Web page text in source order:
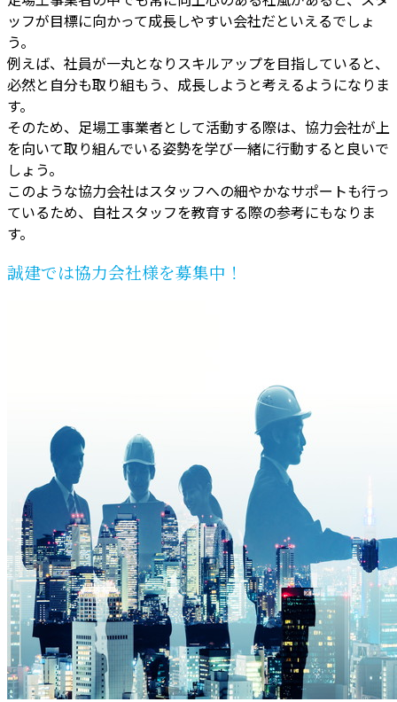
ッフが目標に向かって成長しやすい会社だといえるでしょ
う。
例えば、社員が一丸となりスキルアップを目指していると、
必然と自分も取り組もう、成長しようと考えるようになりま
す。
そのため、足場工事業者として活動する際は、協力会社が上
を向いて取り組んでいる姿勢を学び一緒に行動すると良いで
しょう。
このような協力会社はスタッフへの細やかなサポートも行っ
ているため、自社スタッフを教育する際の参考にもなりま
す。
誠建では協力会社様を募集中！